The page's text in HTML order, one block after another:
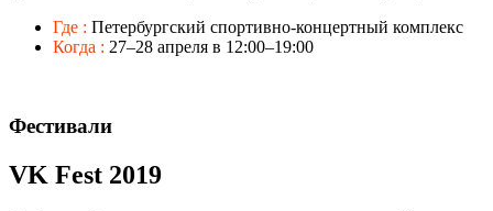
Где : Петербургский спортивно-концертный комплекс
Когда : 27–28 апреля в 12:00–19:00
Фестивали
VK Fest 2019